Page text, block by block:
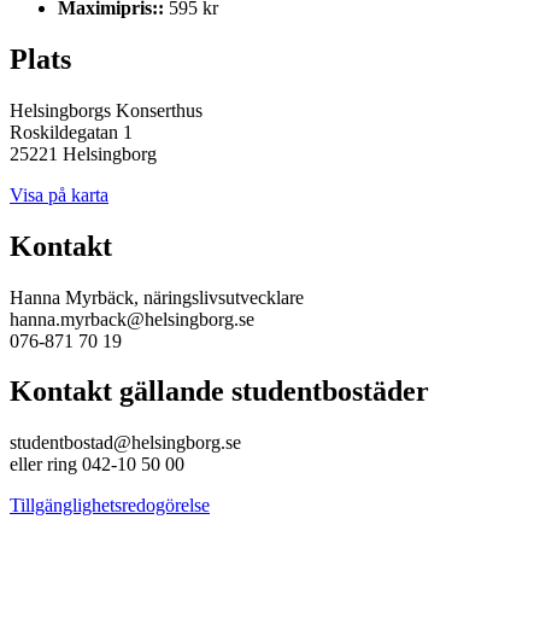
Maximipris:: 595 kr
Plats
Helsingborgs Konserthus
Roskildegatan 1
25221 Helsingborg
Visa på karta
Kontakt
Hanna Myrbäck, näringslivsutvecklare
hanna.myrback@helsingborg.se
076-871 70 19
Kontakt gällande studentbostäder
studentbostad@helsingborg.se
eller ring 042-10 50 00
Tillgänglighetsredogörelse